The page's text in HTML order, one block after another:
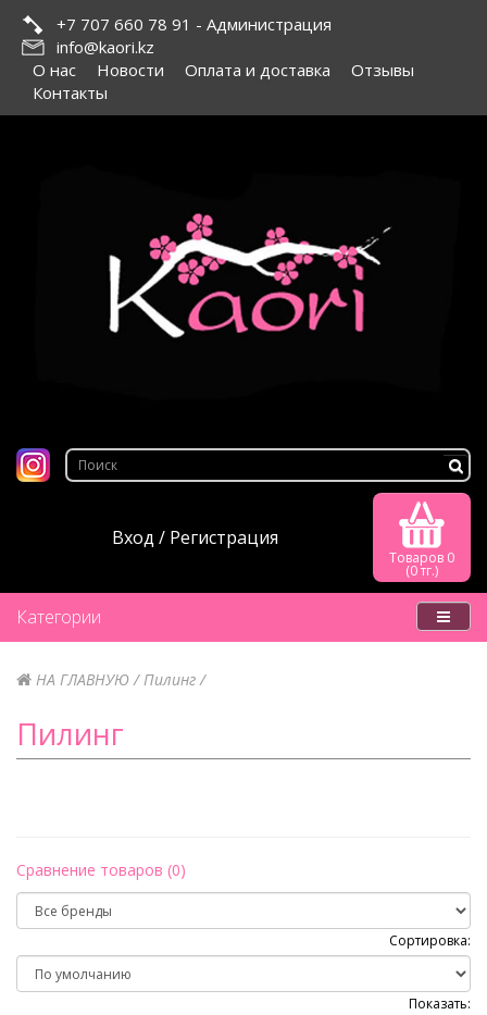
+7 707 660 78 91 - Администрация
info@kaori.kz
О нас
Новости Оплата и доставка
Отзывы
Контакты
Вход Регистрация
Товаров 0
(0 тг.)
Категории
НА ГЛАВНУЮ Пилинг
Пилинг
Сравнение товаров (0)
Сортировка:
Показать: